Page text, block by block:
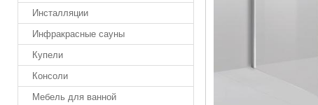
Инсталляции
Инфракрасные сауны
Купели
Консоли
Мебель для ванной